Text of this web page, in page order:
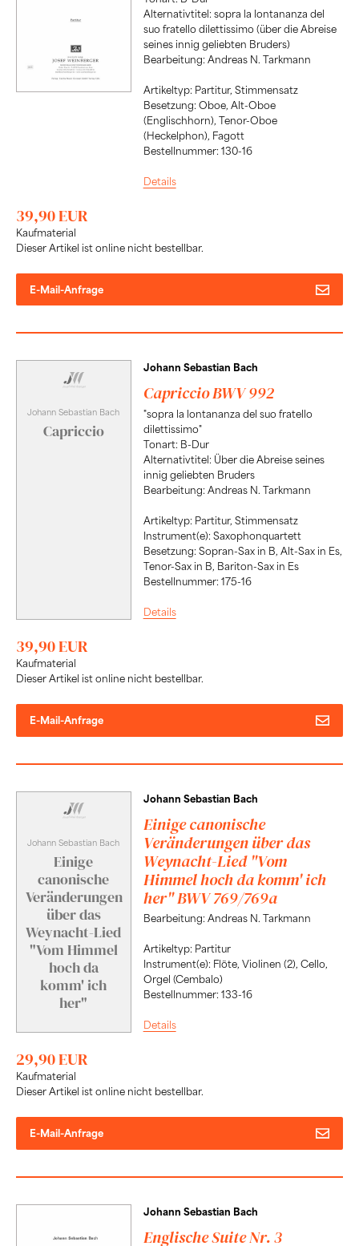
Alternativtitel: sopra la lontananza del
suo fratello dilettissimo (über die Abreise
seines innig geliebten Bruders)
Bearbeitung: Andreas N. Tarkmann
Artikeltyp: Partitur, Stimmensatz
Besetzung: Oboe, Alt-Oboe
(Englischhorn), Tenor-Oboe
(Heckelphon), Fagott
Bestellnummer: 130-16
Details
39,90 EUR
Kaufmaterial
Dieser Artikel ist online nicht bestellbar.
E-Mail-Anfrage
Johann Sebastian Bach
Capriccio
Johann Sebastian Bach
Capriccio BWV 992
"sopra la lontananza del suo fratello
dilettissimo"
Tonart: B-Dur
Alternativtitel: Über die Abreise seines
innig geliebten Bruders
Bearbeitung: Andreas N. Tarkmann
Artikeltyp: Partitur, Stimmensatz
Instrument(e): Saxophonquartett
Besetzung: Sopran-Sax in B, Alt-Sax in Es,
Tenor-Sax in B, Bariton-Sax in Es
Bestellnummer: 175-16
Details
39,90 EUR
Kaufmaterial
Dieser Artikel ist online nicht bestellbar.
E-Mail-Anfrage
Johann Sebastian Bach
Einige
canonische
Veränderungen
über das
Weynacht-Lied
"Vom Himmel
hoch da
komm' ich
her"
Johann Sebastian Bach
Einige canonische
Veränderungen über das
Weynacht-Lied "Vom
Himmel hoch da komm' ich
her" BWV 769/769a
Bearbeitung: Andreas N. Tarkmann
Artikeltyp: Partitur
Instrument(e): Flöte, Violinen (2), Cello,
Orgel (Cembalo)
Bestellnummer: 133-16
Details
29,90 EUR
Kaufmaterial
Dieser Artikel ist online nicht bestellbar.
E-Mail-Anfrage
Johann Sebastian Bach
Englische Suite Nr. 3